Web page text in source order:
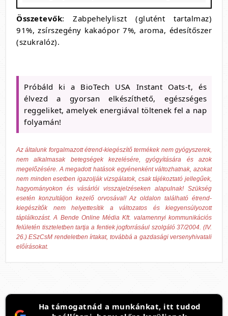
Összetevők: Zabpehelyliszt (glutént tartalmaz)
91%, zsírszegény kakaópor 7%, aroma, édesítőszer
(szukralóz).
Próbáld ki a BioTech USA Instant Oats-t, és
élvezd a gyorsan elkészíthető, egészséges
reggeliket, amelyek energiával töltenek fel a nap
folyamán!
Az általunk forgalmazott étrend-kiegészítő termékek nem gyógyszerek,
nem alkalmasak betegségek kezelésére, gyógyítására és azok
megelőzésére. A megadott hatások egyénenként változhatnak, azokat
nem minden esetben igazolják vizsgálatok, csak tájékoztató jellegűek,
hagyományokon és vásárlói visszajelzéseken alapulnak! Szükség
esetén konzultáljon kezelő orvosával! Az oldalon található étrend-
kiegészítők nem helyettesítik a változatos és kiegyensúlyozott
táplálkozást. A Bende Online Média Kft. valamennyi kommunikációs
felületén tiszteletben tartja a fentiek jogforrásául szolgáló 37/2004. (IV.
26.) ESzCsM rendeletben írtakat, továbbá a gazdasági versenyhivatali
előírásokat.
Ha támogatnád a munkánkat, itt tudod